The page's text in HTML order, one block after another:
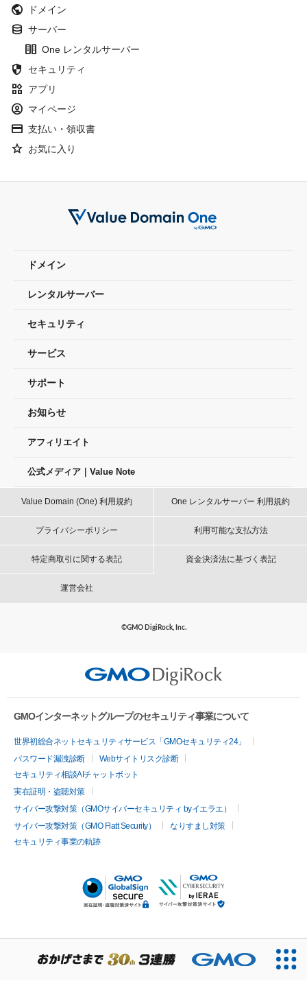
public ドメイン
database サーバー
host One レンタルサーバー
security セキュリティ
widgets アプリ
account_circle マイページ
credit_card 支払い・領収書
Star お気に入り
Value Domain (One) 利用規約 One レンタルサーバー 利用規約
プライバシーポリシー 利用可能な支払方法
特定商取引に関する表記 資金決済法に基づく表記
運営会社
ドメイン
レンタルサーバー
セキュリティ
サービス
サポート
お知らせ
アフィリエイト
公式メディア｜Value Note
©GMO DigiRock, Inc.
GMOインターネットグループのセキュリティ事業について
世界初総合ネットセキュリティサービス「GMOセキュリティ24」
パスワード漏洩診断
Webサイトリスク診断
セキュリティ相談AIチャットボット
実在証明・盗聴対策
サイバー攻撃対策（GMOサイバーセキュリティ byイエラエ）
サイバー攻撃対策（GMO Flatt Security）
なりすまし対策
セキュリティ事業の軌跡